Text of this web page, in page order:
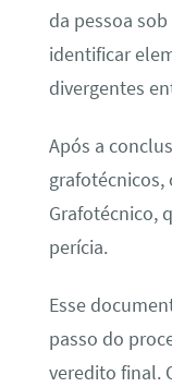
da pessoa
identificar
divergentes
Após a
grafotécnicos,
Grafotécnico,
perícia.
Esse
passo do
veredito final.